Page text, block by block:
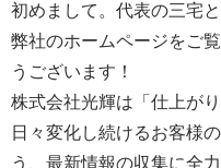
初めまして。代表の三宅と
弊社のホームページをご
うございます！
株式会社光輝は「仕上が
日々変化し続けるお客様
う、最新情報の収集に全